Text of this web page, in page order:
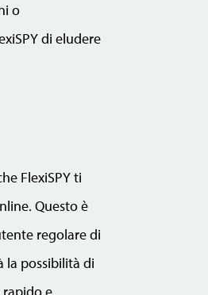
o
di eludere
FlexiSPY ti
Questo è
regolare di
la possibilità di